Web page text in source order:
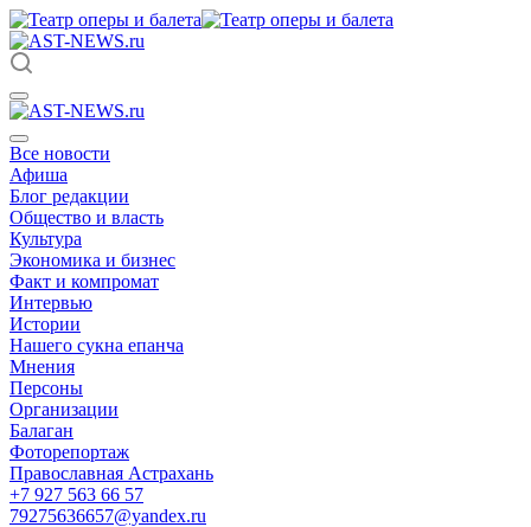
Все новости
Афиша
Блог редакции
Общество и власть
Культура
Экономика и бизнес
Факт и компромат
Интервью
Истории
Нашего сукна епанча
Мнения
Персоны
Организации
Балаган
Фоторепортаж
Православная Астрахань
+7 927 563 66 57
79275636657@yandex.ru